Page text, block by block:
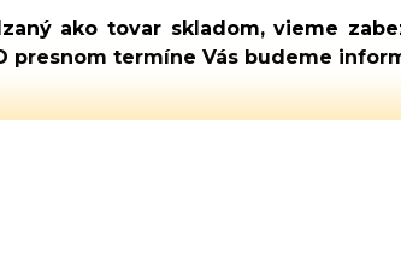
ako tovar skladom, vieme
presnom termíne Vás budeme